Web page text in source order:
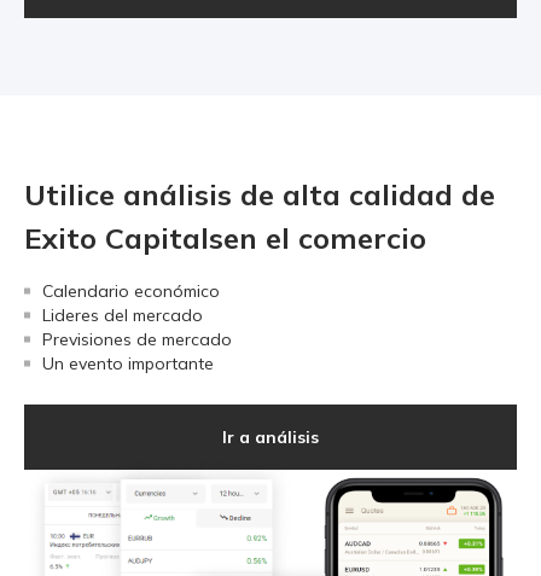
Utilice análisis de alta calidad de
Exito Capitalsen el comercio
Calendario económico
Lideres del mercado
Previsiones de mercado
Un evento importante
Ir a análisis